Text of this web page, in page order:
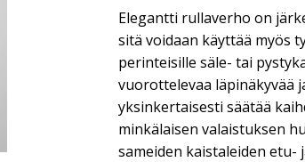
Elegantti rullaverho on
sitä voidaan käyttää myös
perinteisille säle- tai
vuorottelevaa läpinäkyvää
yksinkertaisesti säätää
minkälaisen valaistuksen
sameiden kaistaleiden etu-